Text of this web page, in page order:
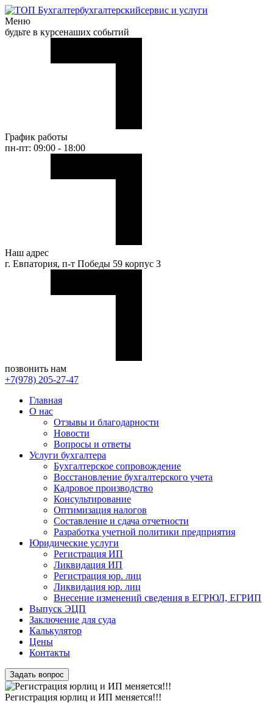
бухгалтерскийсервис и услуги
Меню
будьте в курсенаших событий
График работы
пн-пт: 09:00 - 18:00
Наш адрес
г. Евпатория, п-т Победы 59 корпус 3
позвонить нам
+7(978) 205-27-47
Главная
О нас
Отзывы и благодарности
Новости
Вопросы и ответы
Услуги бухгалтера
Бухгалтерское сопровождение
Восстановление бухгалтерского учета
Кадровое производство
Консультирование
Оптимизация налогов
Составление и сдача отчетности
Разработка учетной политики предприятия
Юридические услуги
Регистрация ИП
Ликвидация ИП
Регистрация юр. лиц
Ликвидация юр. лиц
Внесение изменений сведения в ЕГРЮЛ, ЕГРИП
Выпуск ЭЦП
Заключение для суда
Калькулятор
Цены
Контакты
Задать вопрос
Регистрация юрлиц и ИП меняется!!!